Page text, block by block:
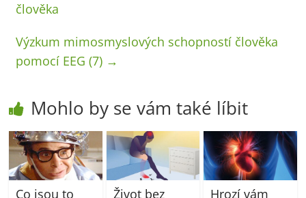
člověka
Výzkum mimosmyslových schopností člověka
pomocí EEG (7) →
Mohlo by se vám také líbit
Co jsou to Život bez Hrozí vám